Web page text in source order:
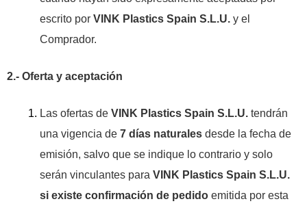
escrito por VINK Plastics Spain S.L.U. y el
Comprador.
2.- Oferta y aceptación
Las ofertas de VINK Plastics Spain S.L.U. tendrán
una vigencia de 7 días naturales desde la fecha de
emisión, salvo que se indique lo contrario y solo
serán vinculantes para VINK Plastics Spain S.L.U.
si existe confirmación de pedido emitida por esta